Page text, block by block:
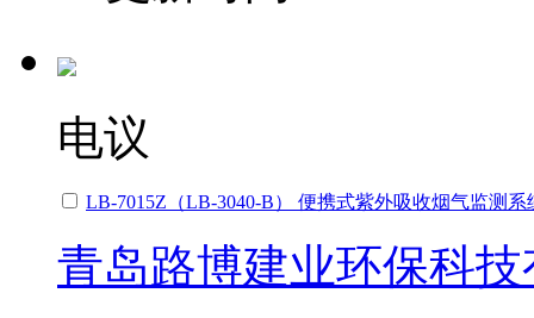
电议
LB-7015Z（LB-3040-B） 便携式紫外吸收烟气监测系
青岛路博建业环保科